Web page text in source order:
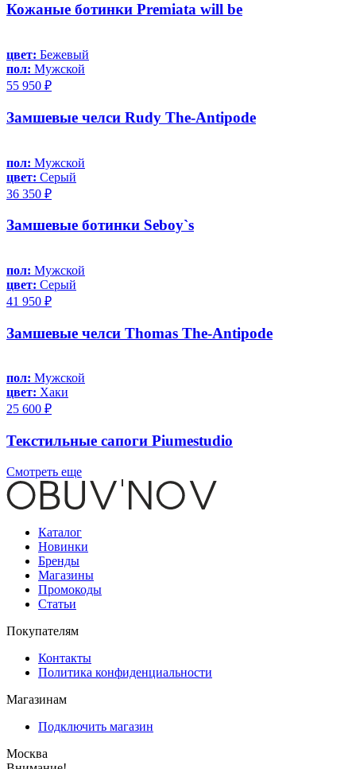
Кожаные ботинки Premiata will be
цвет: Бежевый
пол: Мужской
55 950 ₽
Замшевые челси Rudy The-Antipode
пол: Мужской
цвет: Серый
36 350 ₽
Замшевые ботинки Seboy`s
пол: Мужской
цвет: Серый
41 950 ₽
Замшевые челси Thomas The-Antipode
пол: Мужской
цвет: Хаки
25 600 ₽
Текстильные сапоги Piumestudio
Смотреть еще
Каталог
Новинки
Бренды
Магазины
Промокоды
Статьи
Покупателям
Контакты
Политика конфиденциальности
Магазинам
Подключить магазин
Москва